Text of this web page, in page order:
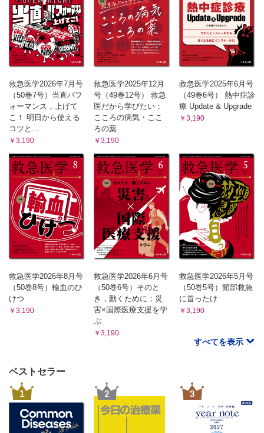
救急医学2026年7月号
（50巻7号）当直パフ
ォーマンス，上げて
こ！ 明日から使える
コツと...
￥3,190
救急医学2025年12月
号（49巻12号） 救急
医だから学びたい；
こころの病気・ここ
ろの薬
￥3,190
救急医学2025年6月号
（49巻6号） 熱中症診
療 Update & Upgrade
￥3,190
救急医学2026年8月号
（50巻8号）輸血のひ
けつ
￥3,190
救急医学2026年6月号
（50巻6号）そのと
き，動くために；災
害×国際医療支援を学
ぶ
￥3,190
救急医学2026年5月号
（50巻5号）頸部救急
に首ったけ
￥3,190
すべてを表示
ベストセラー
1 2 3